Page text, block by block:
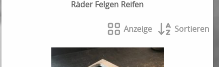
Räder Felgen Reifen
Anzeige Sortieren